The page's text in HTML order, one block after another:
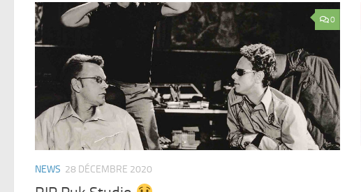
0
NEWS 28 DÉCEMBRE 2020